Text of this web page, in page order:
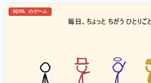
SQOOL のゲーム